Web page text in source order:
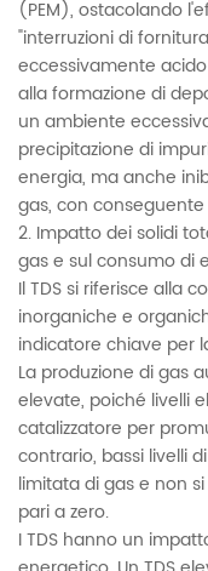
(PEM), ostacolando
"interruzioni di
eccessivamente
alla formazione di
un ambiente
precipitazione di
energia, ma anche
gas, con
2. Impatto dei solidi
gas e sul consumo di
Il TDS si riferisce alla
inorganiche e
indicatore chiave per
La produzione di gas
elevate, poiché livelli
catalizzatore per
contrario, bassi livelli
limitata di gas e non
pari a zero.
I TDS hanno un